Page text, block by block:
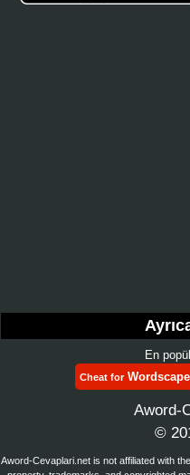
En
Cheat for
Aword-
©
Aword-Cevaplari.net is not affiliated with